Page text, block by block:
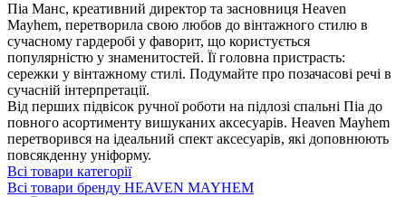
Піа Манс, креативний директор та засновниця Heaven
Mayhem, перетворила свою любов до вінтажного стилю в
сучасному гардеробі у фаворит, що користується
популярністю у знаменитостей. Її головна пристрасть:
сережки у вінтажному стилі. Подумайте про позачасові речі в
сучасній інтерпретації.
Від перших підвісок ручної роботи на підлозі спальні Піа до
повного асортименту вишуканих аксесуарів. Heaven Mayhem
перетворився на ідеальний спект аксесуарів, які доповнюють
повсякденну уніформу.
Всі товари категорії
Всі товари бренду HEAVEN MAYHEM